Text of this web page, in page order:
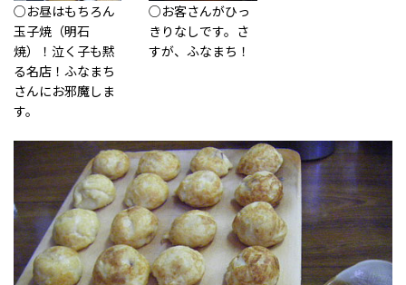
○お昼はもちろん
玉子焼（明石
焼）！泣く子も黙
る名店！ふなまち
さんにお邪魔しま
す。
○お客さんがひっ
きりなしです。さ
すが、ふなまち！